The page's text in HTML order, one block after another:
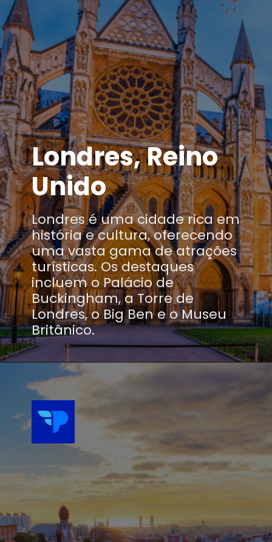
Londres, Reino
Unido
Londres é uma cidade rica em
história e cultura, oferecendo
uma vasta gama de atrações
turísticas. Os destaques
incluem o Palácio de
Buckingham, a Torre de
Londres, o Big Ben e o Museu
Britânico.